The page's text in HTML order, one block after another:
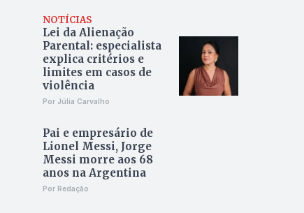
NOTÍCIAS
Lei da Alienação
Parental: especialista
explica critérios e
limites em casos de
violência
Por Júlia Carvalho
Pai e empresário de
Lionel Messi, Jorge
Messi morre aos 68
anos na Argentina
Por Redação